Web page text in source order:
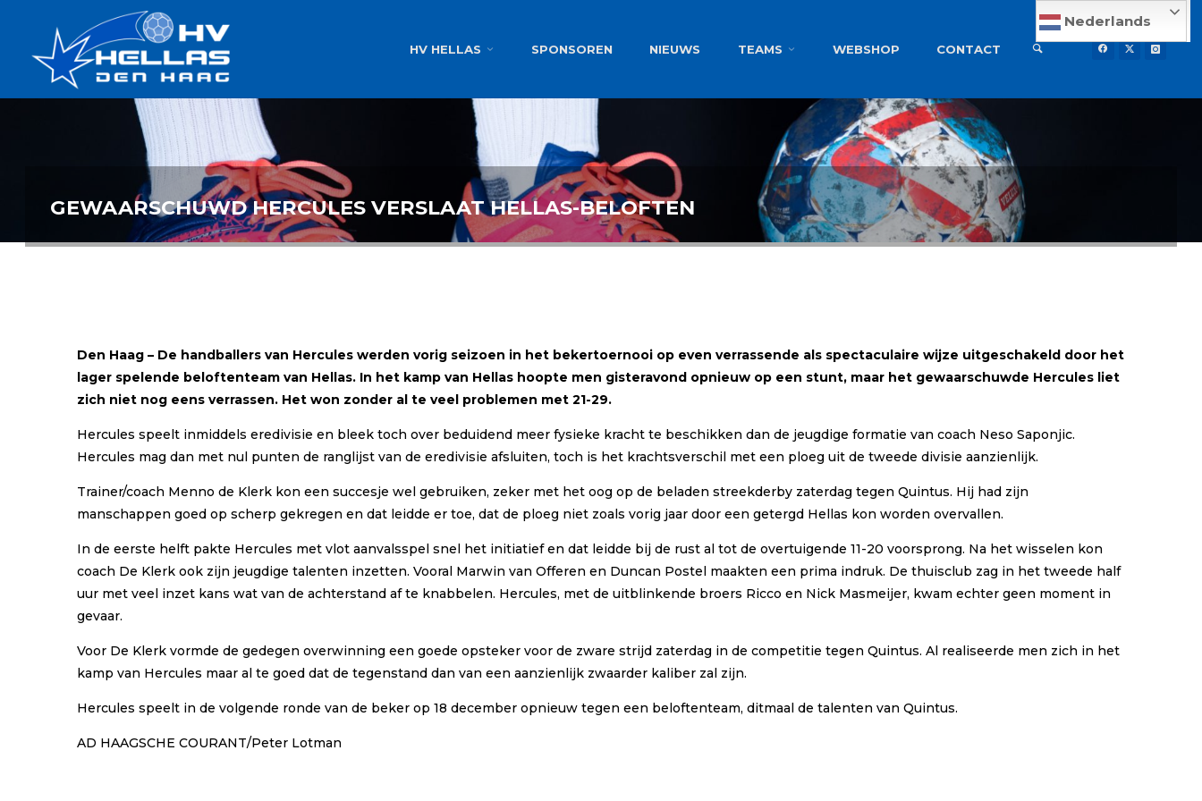
AMBITIE
HV HELLAS SPONSOREN NIEUWS TEAMS WEBSHOP CONTACT
Nederlands
GEWAARSCHUWD HERCULES VERSLAAT HELLAS-BELOFTEN
Den Haag – De handballers van Hercules werden vorig seizoen in het bekertoernooi op even verrassende als spectaculaire wijze uitgeschakeld door het
lager spelende beloftenteam van Hellas. In het kamp van Hellas hoopte men gisteravond opnieuw op een stunt, maar het gewaarschuwde Hercules liet
zich niet nog eens verrassen. Het won zonder al te veel problemen met 21-29.
Hercules speelt inmiddels eredivisie en bleek toch over beduidend meer fysieke kracht te beschikken dan de jeugdige formatie van coach Neso Saponjic.
Hercules mag dan met nul punten de ranglijst van de eredivisie afsluiten, toch is het krachtsverschil met een ploeg uit de tweede divisie aanzienlijk.
Trainer/coach Menno de Klerk kon een succesje wel gebruiken, zeker met het oog op de beladen streekderby zaterdag tegen Quintus. Hij had zijn
manschappen goed op scherp gekregen en dat leidde er toe, dat de ploeg niet zoals vorig jaar door een getergd Hellas kon worden overvallen.
In de eerste helft pakte Hercules met vlot aanvalsspel snel het initiatief en dat leidde bij de rust al tot de overtuigende 11-20 voorsprong. Na het wisselen kon
coach De Klerk ook zijn jeugdige talenten inzetten. Vooral Marwin van Offeren en Duncan Postel maakten een prima indruk. De thuisclub zag in het tweede half
uur met veel inzet kans wat van de achterstand af te knabbelen. Hercules, met de uitblinkende broers Ricco en Nick Masmeijer, kwam echter geen moment in
gevaar.
Voor De Klerk vormde de gedegen overwinning een goede opsteker voor de zware strijd zaterdag in de competitie tegen Quintus. Al realiseerde men zich in het
kamp van Hercules maar al te goed dat de tegenstand dan van een aanzienlijk zwaarder kaliber zal zijn.
Hercules speelt in de volgende ronde van de beker op 18 december opnieuw tegen een beloftenteam, ditmaal de talenten van Quintus.
AD HAAGSCHE COURANT/Peter Lotman